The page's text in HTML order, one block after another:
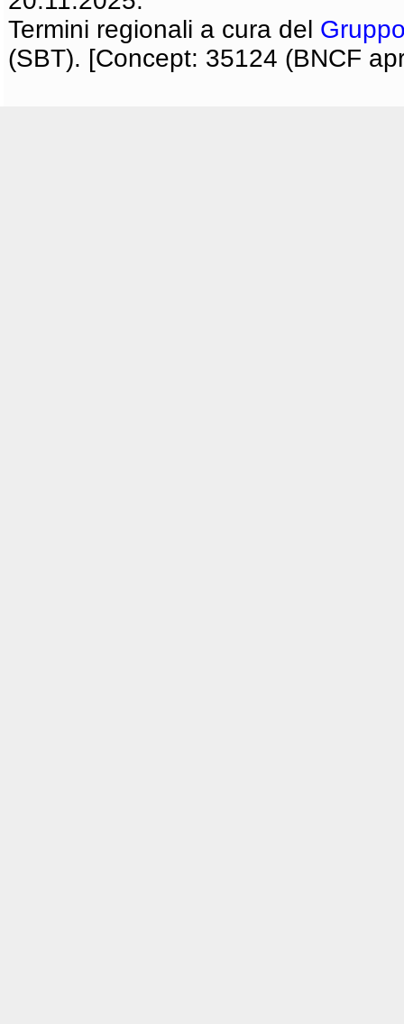
Termini regionali a cura del
(SBT). [Concept: 35124 (BNCF